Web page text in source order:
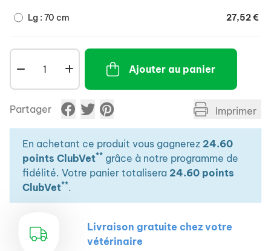
Lg : 70 cm 27,52 €
Ajouter au panier
Partager Imprimer
En achetant ce produit vous gagnerez 24.60
points ClubVet** grâce à notre programme de
fidélité. Votre panier totalisera 24.60 points
ClubVet**.
Livraison gratuite chez votre
vétérinaire